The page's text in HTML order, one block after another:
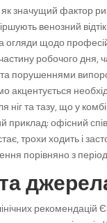
значущий фактор
венозний
огляди щодо
робочого дня,
порушеннями
акцентується
ніг та тазу, що у
приклад: офісний
трохи ходить і
порівняно з